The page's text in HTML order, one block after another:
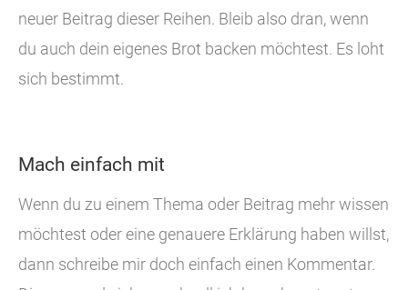
neuer Beitrag dieser Reihen. Bleib also dran, wenn
du auch dein eigenes Brot backen möchtest. Es loht
sich bestimmt.
Mach einfach mit
Wenn du zu einem Thema oder Beitrag mehr wissen
möchtest oder eine genauere Erklärung haben willst,
dann schreibe mir doch einfach einen Kommentar.